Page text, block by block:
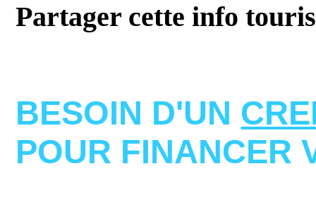
Partager cette info
BESOIN D'UN
POUR FINANCER